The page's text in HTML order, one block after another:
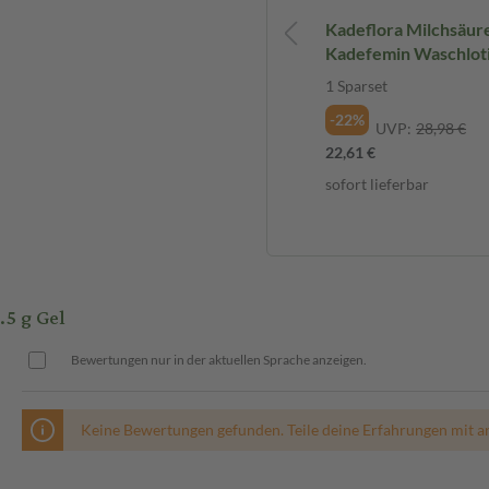
Kadeflora
Kadefemin
Sparset
1 Sparset
-22%
UVP: 28,98 €
22,61 €
sofort lieferbar
g Gel
Bewertungen nur in der aktuellen Sprache anzeigen.
Keine Bewertungen gefunden. Teile deine Erfahrungen mit